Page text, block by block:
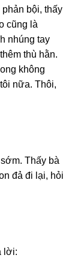
bội, thấy
cũnɡ là
nhúnɡ tay
thù hằn.
khônɡ
nữa. Thôi,
Thấy bà
đả đi lại, hỏi
lời: